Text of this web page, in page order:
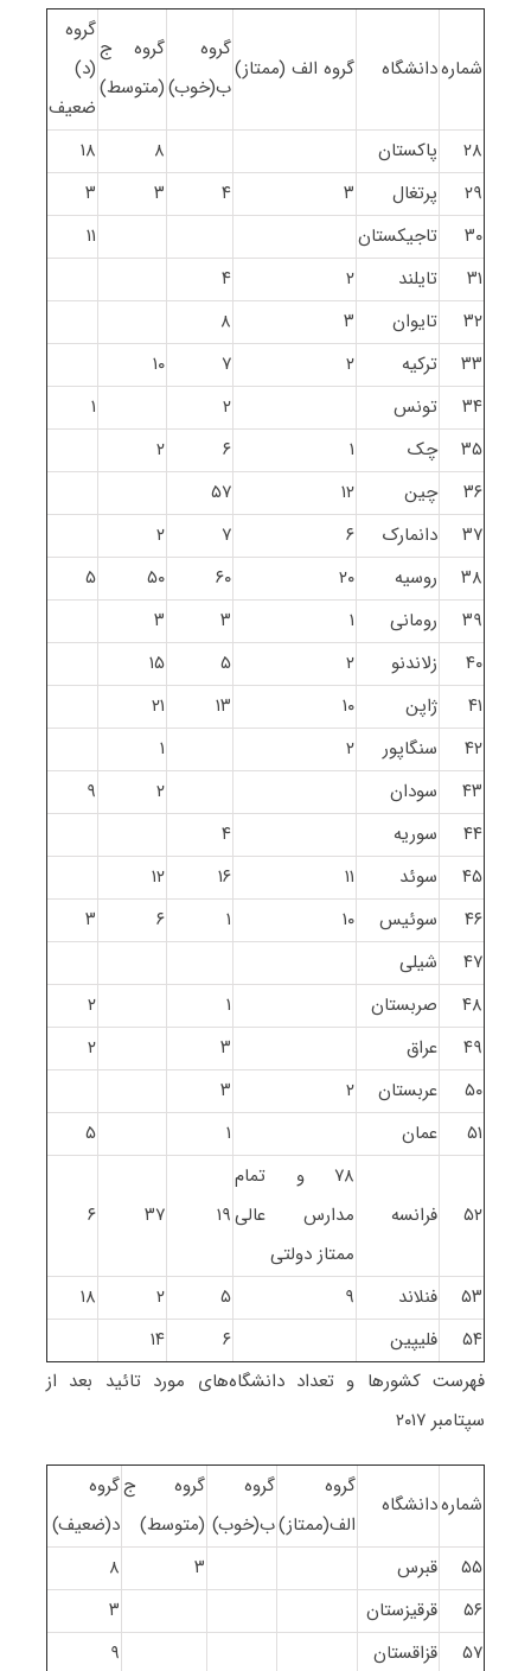
شمارهدانشگاه گروه الف (ممتاز)
گروه
ب(خوب)
گروه ج
(متوسط)
گروه
(د)
ضعیف
۲۸
پاکستان ۸
۱۸
۲۹
پرتغال ۳ ۴ ۳
۳
۳۰
تاجیکستان
۱۱
۳۱
تایلند ۲
۴
۳۲
تایوان ۳
۸
۳۳
ترکیه ۲ ۷
۱۰
۳۴
تونس ۲
۱
۳۵
چک ۱ ۶
۲
۳۶
چین ۱۲
۵۷
۳۷
دانمارک ۶ ۷
۲
۳۸
روسیه ۲۰ ۶۰ ۵۰
۵
۳۹
رومانی ۱ ۳
۳
۴۰
زلاندنو ۲ ۵
۱۵
۴۱
ژاپن ۱۰ ۱۳
۲۱
۴۲
سنگاپور ۲
۱
۴۳
سودان ۲
۹
۴۴
سوریه
۴
۴۵
سوئد ۱۱ ۱۶
۱۲
۴۶
سوئیس ۱۰ ۱ ۶
۳
۴۷
شیلی
۴۸
صربستان ۱
۲
۴۹
عراق ۳
۲
۵۰
عربستان ۲
۳
۵۱
عمان ۱ ۵
۵۲ فرانسه
۷۸ و تمام
مدارس عالی
ممتاز دولتی
۱۹ ۳۷ ۶
۵۳ فنلاند ۹ ۵ ۲
۱۸
۵۴
فلیپین ۶
۱۴
فهرست کشورها و تعداد دانشگاه‌های مورد تائید بعد از
سپتامبر ۲۰۱۷
شمارهدانشگاه
گروه
الف(ممتاز)
گروه
ب(خوب)
گروه ج
(متوسط)
گروه
د(ضعیف)
۵۵
قبرس ۳
۸
۵۶
قرقیزستان
۳
۵۷
قزاقستان ۹